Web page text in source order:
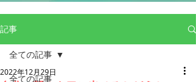
記事
全ての記事
全ての記事
2022年12月29日